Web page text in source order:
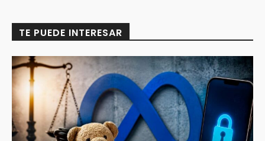
TE PUEDE INTERESAR